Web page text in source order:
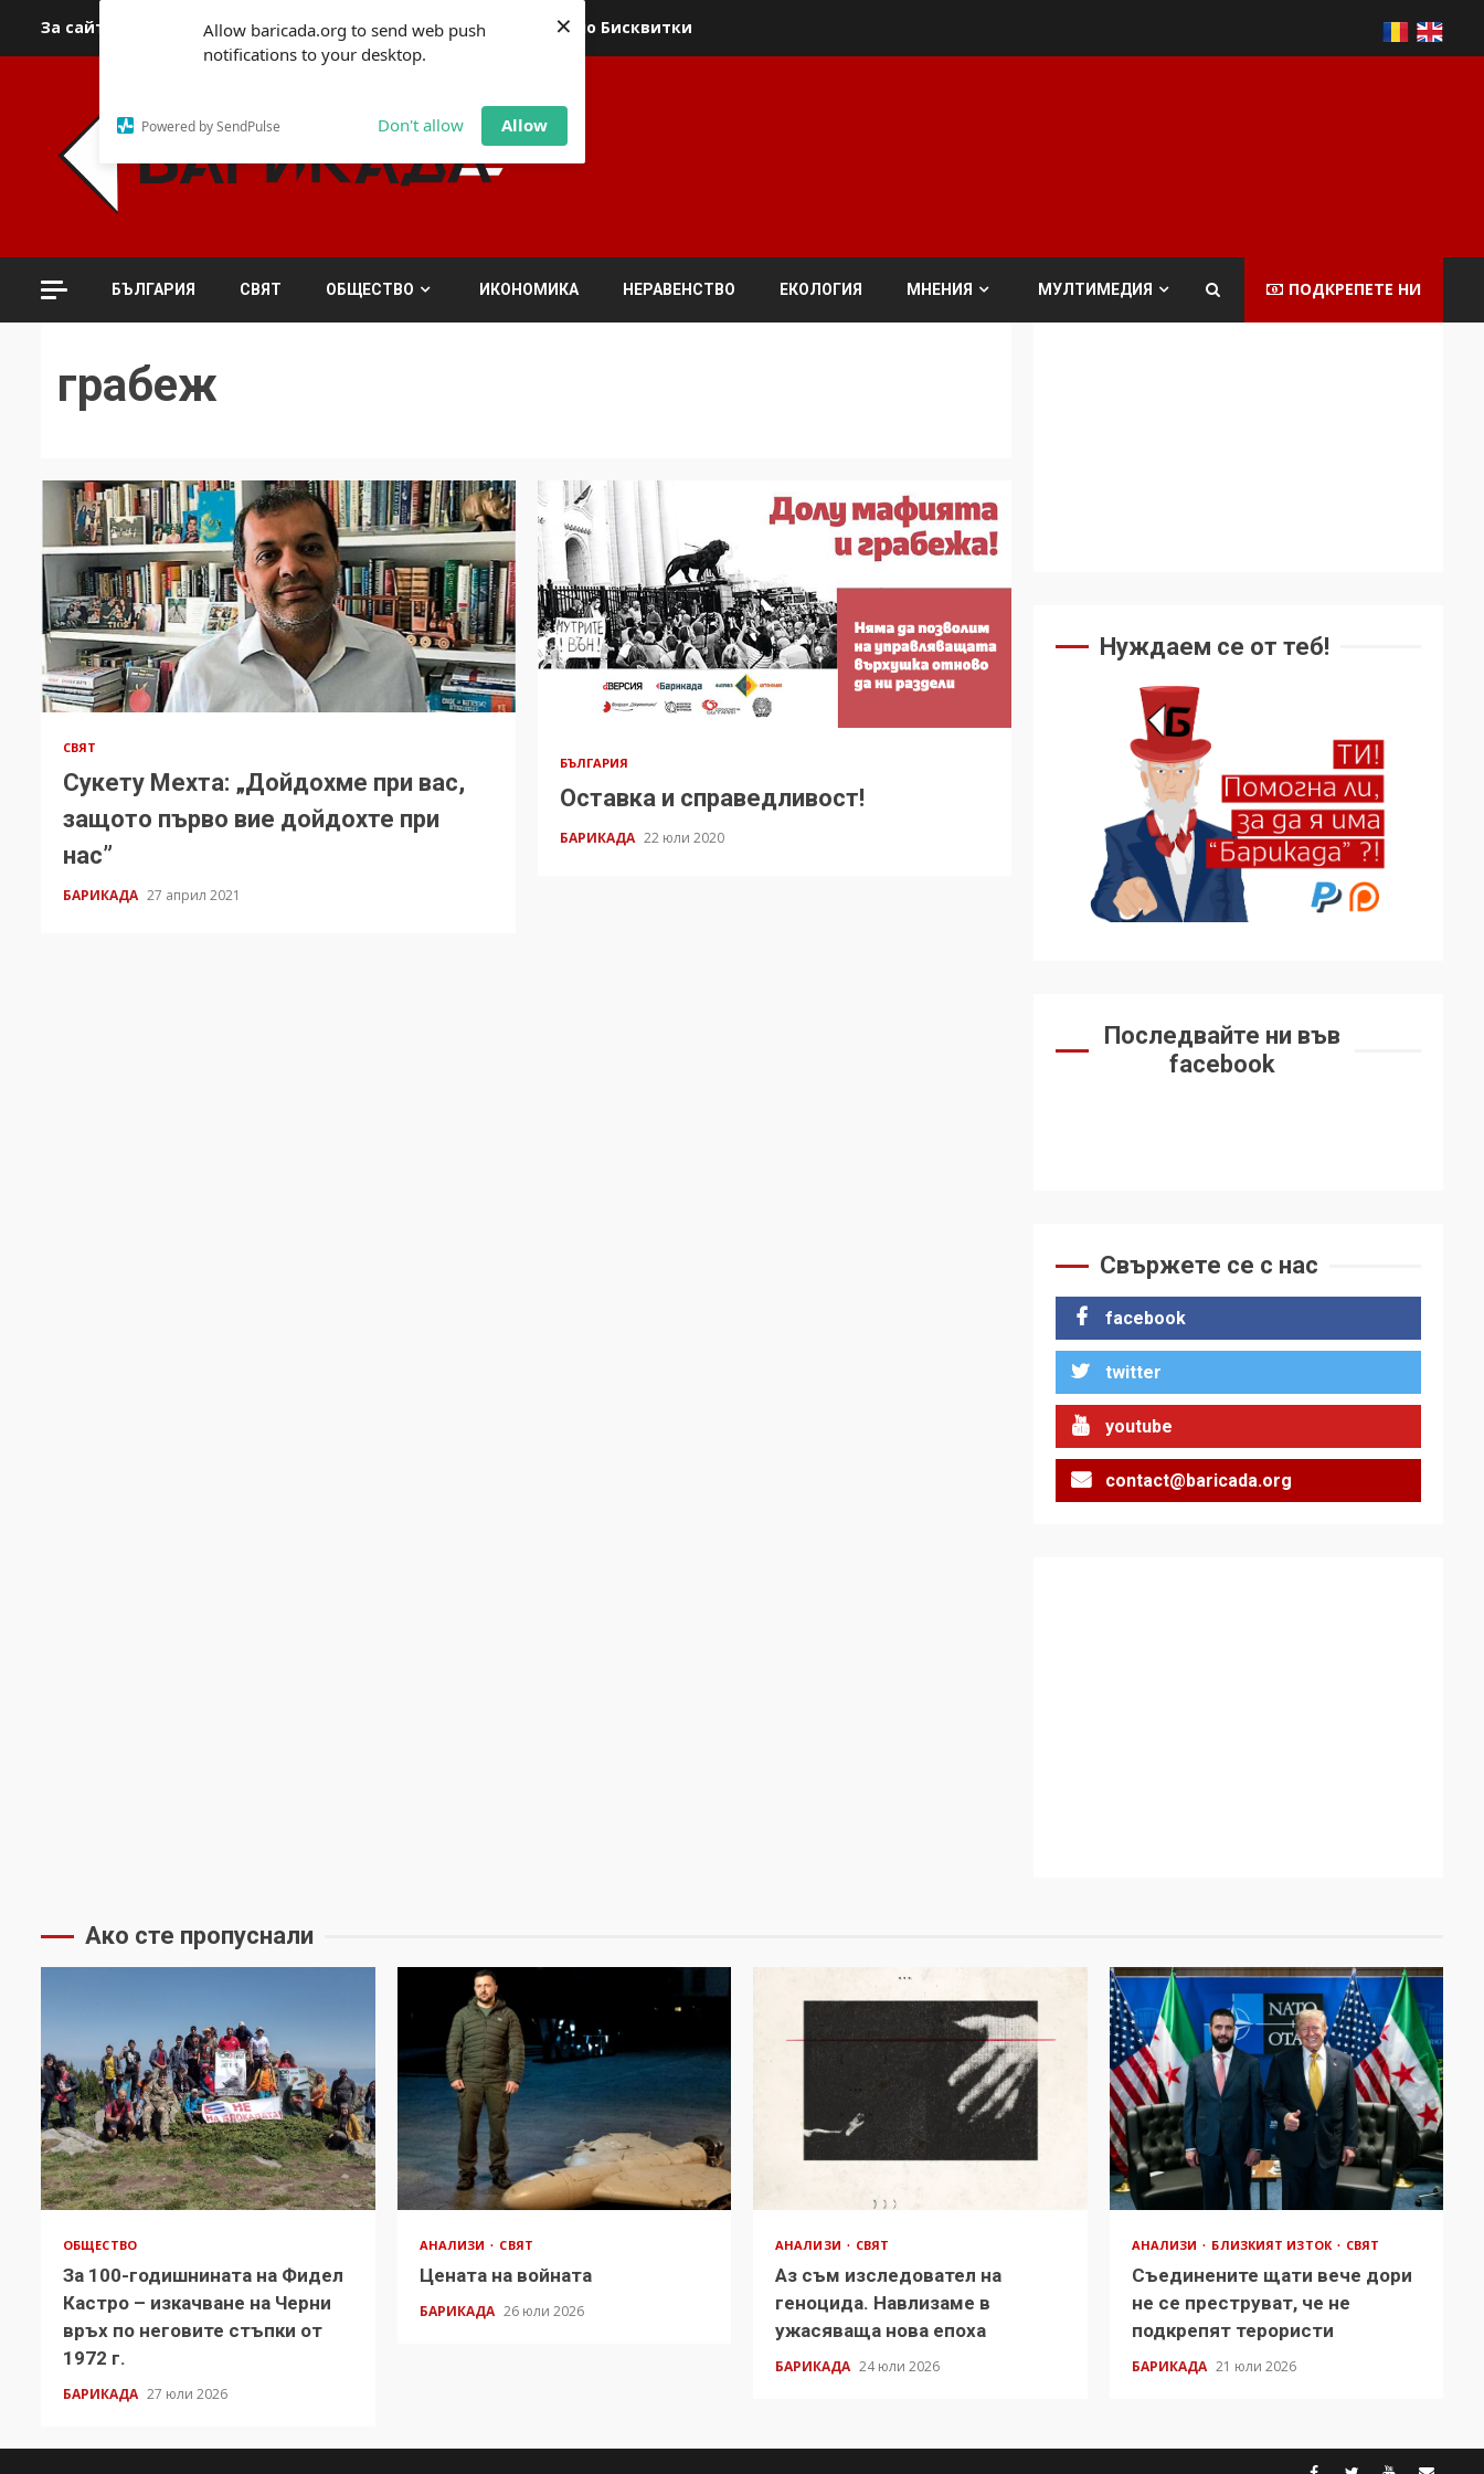
Allow baricada.org to send web push
notifications to your desktop.
Powered by SendPulse Don't allow Allow
×
За сайта За контакти За реклама Политика относно Бисквитки
БЪЛГАРИЯ СВЯТ ОБЩЕСТВО ИКОНОМИКА НЕРАВЕНСТВО ЕКОЛОГИЯ МНЕНИЯ МУЛТИМЕДИЯ ПОДКРЕПЕТЕ НИ
грабеж
СВЯТ
Сукету Мехта: „Дойдохме при вас,
защото първо вие дойдохте при
нас”
БАРИКАДА 27 април 2021
БЪЛГАРИЯ
Оставка и справедливост!
БАРИКАДА 22 юли 2020
Нуждаем се от теб!
Последвайте ни във
facebook
Свържете се с нас
facebook
twitter
youtube
contact@baricada.org
Ако сте пропуснали
ОБЩЕСТВО
За 100-годишнината на Фидел
Кастро – изкачване на Черни
връх по неговите стъпки от
1972 г.
БАРИКАДА 27 юли 2026
АНАЛИЗИ СВЯТ
Цената на войната
БАРИКАДА 26 юли 2026
АНАЛИЗИ СВЯТ
Аз съм изследовател на
геноцида. Навлизаме в
ужасяваща нова епоха
БАРИКАДА 24 юли 2026
АНАЛИЗИ БЛИЗКИЯТ ИЗТОК СВЯТ
Съединените щати вече дори
не се преструват, че не
подкрепят терористи
БАРИКАДА 21 юли 2026